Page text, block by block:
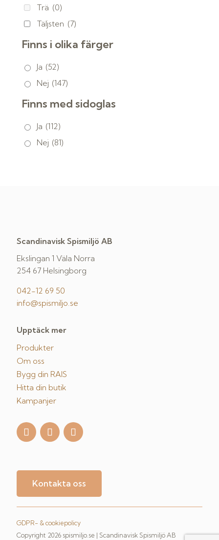
Trä (0)
Täljsten (7)
Finns i olika färger
Ja (52)
Nej (147)
Finns med sidoglas
Ja (112)
Nej (81)
Scandinavisk Spismiljö AB
Ekslingan 1 Väla Norra
254 67 Helsingborg
042-12 69 50
info@spismiljo.se
Upptäck mer
Produkter
Om oss
Bygg din RAIS
Hitta din butik
Kampanjer
Kontakta oss
GDPR- & cookiepolicy
Copyright 2026 spismiljo.se | Scandinavisk Spismiljö AB